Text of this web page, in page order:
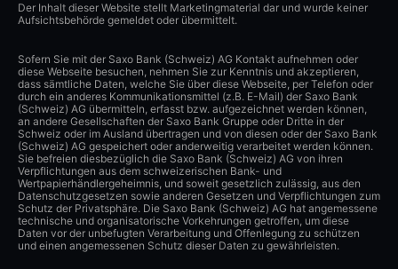
Der Inhalt dieser Website stellt Marketingmaterial dar und wurde keiner
Aufsichtsbehörde gemeldet oder übermittelt.
Sofern Sie mit der Saxo Bank (Schweiz) AG Kontakt aufnehmen oder
diese Webseite besuchen, nehmen Sie zur Kenntnis und akzeptieren,
dass sämtliche Daten, welche Sie über diese Webseite, per Telefon oder
durch ein anderes Kommunikationsmittel (z.B. E-Mail) der Saxo Bank
(Schweiz) AG übermitteln, erfasst bzw. aufgezeichnet werden können,
an andere Gesellschaften der Saxo Bank Gruppe oder Dritte in der
Schweiz oder im Ausland übertragen und von diesen oder der Saxo Bank
(Schweiz) AG gespeichert oder anderweitig verarbeitet werden können.
Sie befreien diesbezüglich die Saxo Bank (Schweiz) AG von ihren
Verpflichtungen aus dem schweizerischen Bank- und
Wertpapierhändlergeheimnis, und soweit gesetzlich zulässig, aus den
Datenschutzgesetzen sowie anderen Gesetzen und Verpflichtungen zum
Schutz der Privatsphäre. Die Saxo Bank (Schweiz) AG hat angemessene
technische und organisatorische Vorkehrungen getroffen, um diese
Daten vor der unbefugten Verarbeitung und Offenlegung zu schützen
und einen angemessenen Schutz dieser Daten zu gewährleisten.